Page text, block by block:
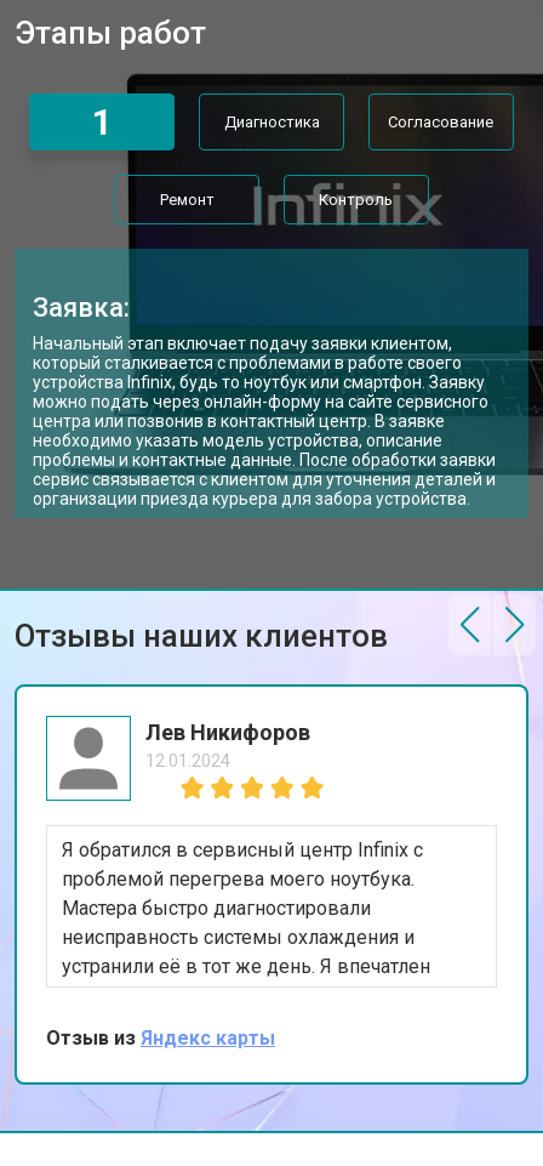
Замена матрицы ноутбука Infinix
Замена Wi-Fi ноутбука Infinix от 2200 ₽ Заказать
Ремонт цепи питания от 3500 ₽ Заказать
Замена USB порта от 2200 ₽ Заказать
Замена звуковой карты от 1700 ₽ Заказать
Замена микрофона от 2600 ₽ Заказать
Замена оперативной памяти от 1100 ₽ Заказать
Прошивка BIOS ноутбука Infinix от 1500 ₽ Заказать
Замена северного моста от 3500 ₽ Заказать
Ремонт петель ноутбука Infinix от 3990 ₽ Заказать
Этапы работ
1 Диагностика Согласование
Ремонт Контроль
Заявка:
Начальный этап включает подачу заявки клиентом,
который сталкивается с проблемами в работе своего
устройства Infinix, будь то ноутбук или смартфон. Заявку
можно подать через онлайн-форму на сайте сервисного
центра или позвонив в контактный центр. В заявке
необходимо указать модель устройства, описание
проблемы и контактные данные. После обработки заявки
сервис связывается с клиентом для уточнения деталей и
организации приезда курьера для забора устройства.
Отзывы наших клиентов
Лев Никифоров
12.01.2024
Я обратился в сервисный центр Infinix с
проблемой перегрева моего ноутбука.
Мастера быстро диагностировали
неисправность системы охлаждения и
устранили её в тот же день. Я впечатлен
оперативностью и качеством работы. Мой
ноутбук теперь работает как новый. Спасибо
за ваш профессионализм!
Отзыв из Яндекс карты